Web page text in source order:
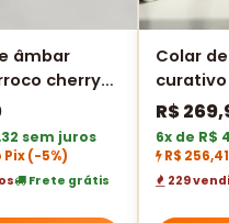
âmbar
cherry
fecho - 18
sem juros
Pix(-5%)
Frete grátis
Colar
polido
R$
6x de R$
R$
229